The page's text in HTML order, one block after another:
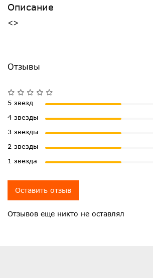
Описание
<>
Отзывы
Отзывов еще никто не оставлял
5 звезд
4 звезды
3 звезды
2 звезды
1 звезда
Оставить отзыв